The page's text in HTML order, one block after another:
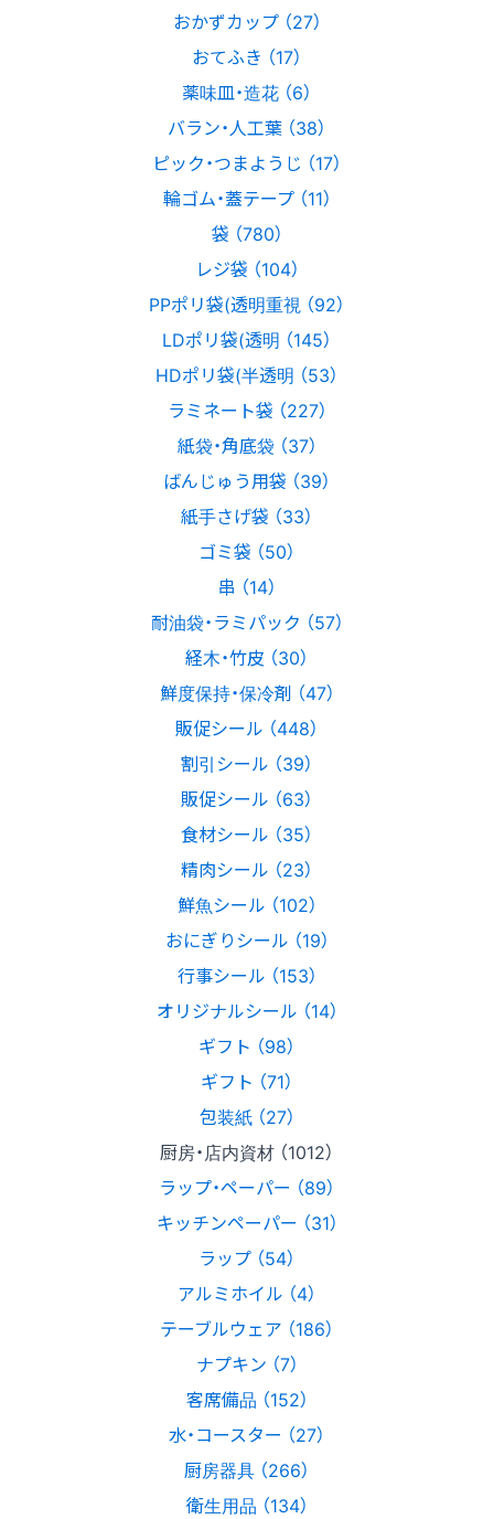
おかずカップ （27）
おてふき （17）
薬味皿・造花 （6）
バラン・人工葉 （38）
ピック・つまようじ （17）
輪ゴム・蓋テープ （11）
袋 （780）
レジ袋 （104）
PPポリ袋(透明重視 （92）
LDポリ袋(透明 （145）
HDポリ袋(半透明 （53）
ラミネート袋 （227）
紙袋・角底袋 （37）
ばんじゅう用袋 （39）
紙手さげ袋 （33）
ゴミ袋 （50）
串 （14）
耐油袋・ラミパック （57）
経木・竹皮 （30）
鮮度保持・保冷剤 （47）
販促シール （448）
割引シール （39）
販促シール （63）
食材シール （35）
精肉シール （23）
鮮魚シール （102）
おにぎりシール （19）
行事シール （153）
オリジナルシール （14）
ギフト （98）
ギフト （71）
包装紙 （27）
厨房・店内資材 （1012）
ラップ・ペーパー （89）
キッチンペーパー （31）
ラップ （54）
アルミホイル （4）
テーブルウェア （186）
ナプキン （7）
客席備品 （152）
水・コースター （27）
厨房器具 （266）
衛生用品 （134）